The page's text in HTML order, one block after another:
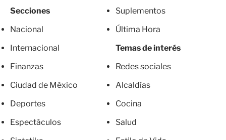
Secciones
Nacional
Internacional
Finanzas
Ciudad de México
Deportes
Espectáculos
Suplementos
Última Hora
Temas de interés
Redes sociales
Alcaldías
Cocina
Salud